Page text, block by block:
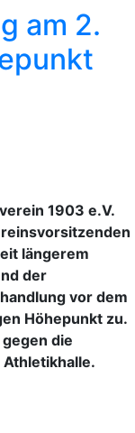
am 2.
1903 e.V.
längerem
der
vor dem
Höhepunkt zu.
die